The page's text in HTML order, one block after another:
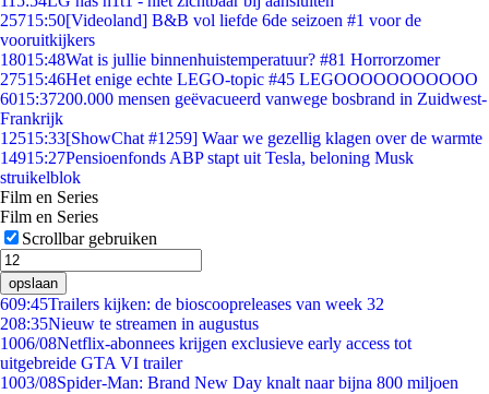
25715:50[Videoland] B&B vol liefde 6de seizoen #1 voor de
vooruitkijkers
18015:48Wat is jullie binnenhuistemperatuur? #81 Horrorzomer
27515:46Het enige echte LEGO-topic #45 LEGOOOOOOOOOOO
6015:37200.000 mensen geëvacueerd vanwege bosbrand in Zuidwest-
Frankrijk
12515:33[ShowChat #1259] Waar we gezellig klagen over de warmte
14915:27Pensioenfonds ABP stapt uit Tesla, beloning Musk
struikelblok
Film en Series
Film en Series
Scrollbar gebruiken
opslaan
609:45Trailers kijken: de bioscoopreleases van week 32
208:35Nieuw te streamen in augustus
1006/08Netflix-abonnees krijgen exclusieve early access tot
uitgebreide GTA VI trailer
1003/08Spider-Man: Brand New Day knalt naar bijna 800 miljoen